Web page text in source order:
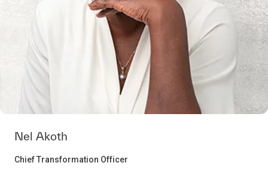
Nel Akoth
Chief Transformation Officer